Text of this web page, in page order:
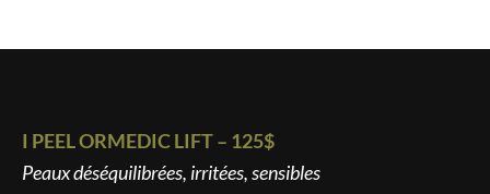
I PEEL ORMEDIC LIFT – 125$
Peaux déséquilibrées, irritées, sensibles